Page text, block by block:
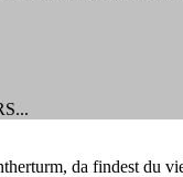
da findest du